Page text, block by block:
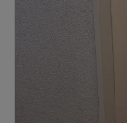
Strahlende
Team von
und deine Haut